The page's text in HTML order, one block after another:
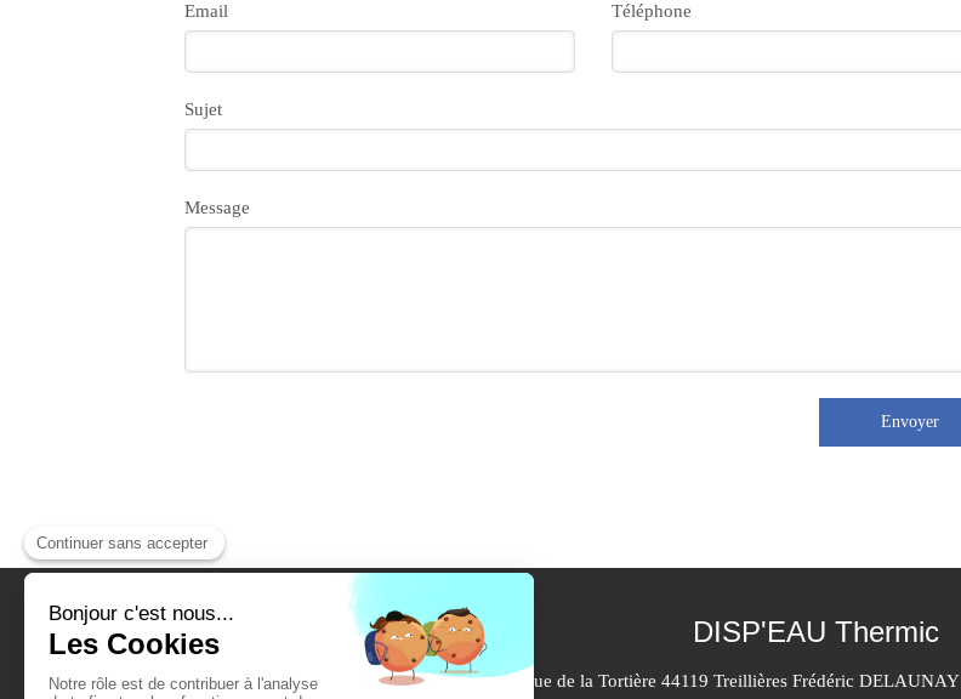
Email Téléphone
Sujet
Message
Envoyer
DISP'EAU Thermic
28 bis rue de la Tortière 44119 Treillières Frédéric DELAUNAY